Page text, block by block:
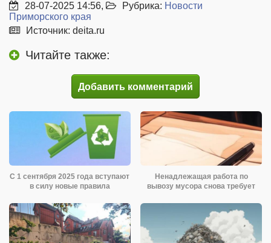
28-07-2025 14:56, Рубрика: Новости
Приморского края
Источник: deita.ru
Читайте также:
Добавить комментарий
С 1 сентября 2025 года вступают
в силу новые правила
Ненадлежащая работа по
вывозу мусора снова требует